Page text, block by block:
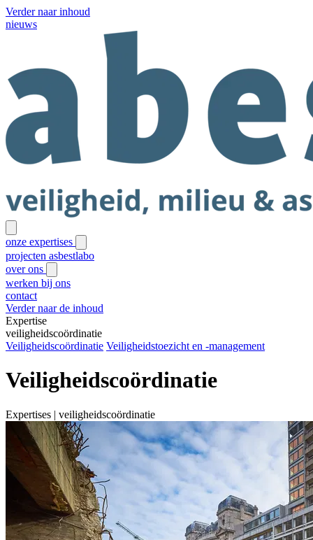
Verder naar inhoud
nieuws
onze expertises
projecten asbestlabo
over ons
werken bij ons
contact
Verder naar de inhoud
Expertise
veiligheidscoördinatie
Veiligheidscoördinatie Veiligheidstoezicht en -management
Veiligheidscoördinatie
Expertises | veiligheidscoördinatie